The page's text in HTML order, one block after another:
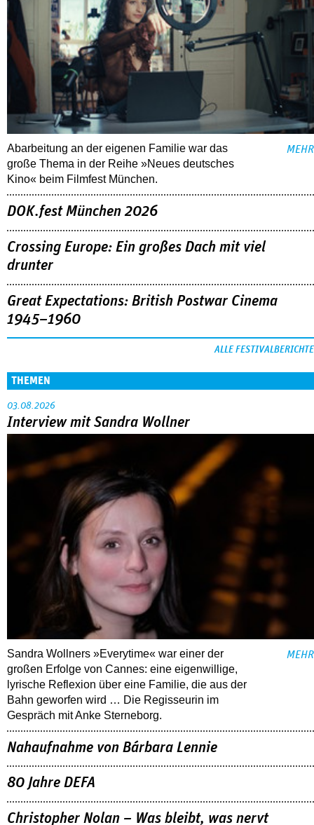
Abarbeitung an der eigenen Familie war das
große Thema in der Reihe »Neues deutsches
Kino« beim Filmfest München.
MEHR
DOK.fest München 2026
Crossing Europe: Ein großes Dach mit viel
drunter
Great Expectations: British Postwar Cinema
1945–1960
ALLE FESTIVALBERICHTE
THEMEN
03.08.2026
Interview mit Sandra Wollner
Sandra Wollners »Everytime« war einer der
großen Erfolge von Cannes: eine eigenwillige,
lyrische Reflexion über eine ­Familie, die aus der
Bahn geworfen wird … Die Regisseurin im
Gespräch mit Anke Sterneborg.
MEHR
Nahaufnahme von Bárbara Lennie
80 Jahre DEFA
Christopher Nolan – Was bleibt, was nervt